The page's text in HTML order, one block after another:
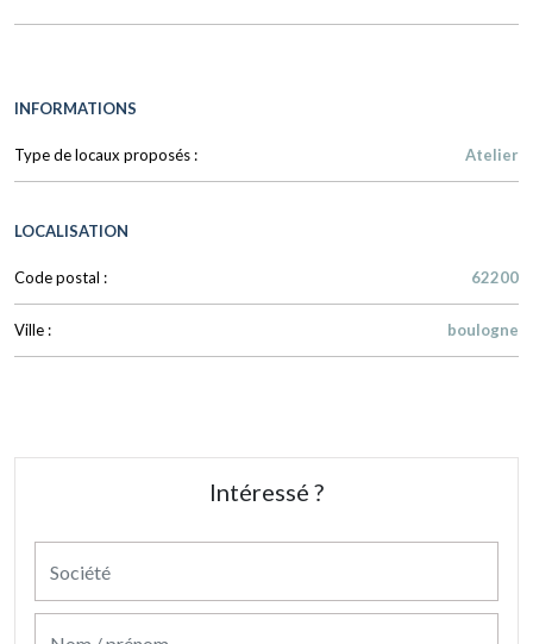
INFORMATIONS
Type de locaux proposés : Atelier
LOCALISATION
Code postal : 62200
Ville : boulogne
Intéressé ?